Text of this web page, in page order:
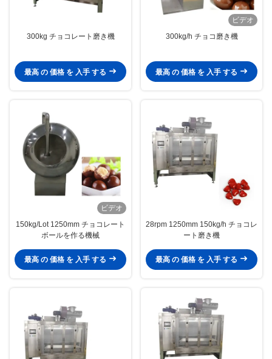
300kg チョコレート磨き機
最高 の 価格 を 入手 する
ビデオ
300kg/h チョコ磨き機
最高 の 価格 を 入手 する
ビデオ
150kg/Lot 1250mm チョコレート
ボールを作る機械
最高 の 価格 を 入手 する
28rpm 1250mm 150kg/h チョコレ
ート磨き機
最高 の 価格 を 入手 する